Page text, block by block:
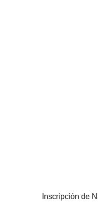
Inscripción de